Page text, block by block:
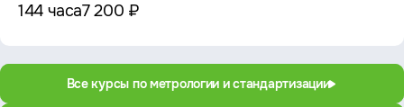
144 часа7 200 ₽
Все курсы по метрологии и стандартизации